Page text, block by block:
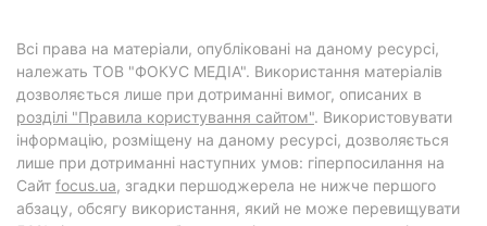
Всі права на матеріали, опубліковані на даному ресурсі,
належать ТОВ "ФОКУС МЕДІА". Використання матеріалів
дозволяється лише при дотриманні вимог, описаних в
розділі "Правила користування сайтом". Використовувати
інформацію, розміщену на даному ресурсі, дозволяється
лише при дотриманні наступних умов: гіперпосилання на
Cайт focus.ua, згадки першоджерела не нижче першого
абзацу, обсягу використання, який не може перевищувати